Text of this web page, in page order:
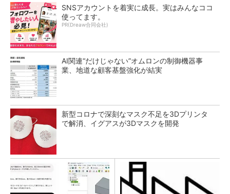
SNSアカウントを着実に成長。実はみんなココ
使ってます。
PR(Dreaw合同会社)
AI関連“だけじゃない”オムロンの制御機器事
業、地道な顧客基盤強化が結実
新型コロナで深刻なマスク不足を3Dプリンタ
で解消、イグアスが3Dマスクを開発